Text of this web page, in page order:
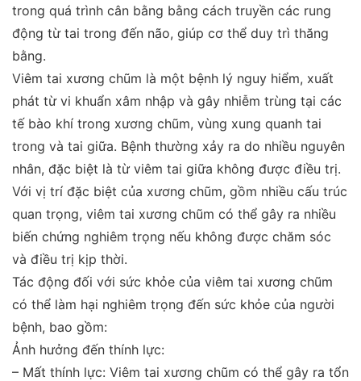
trong quá trình cân bằng bằng cách truyền các rung
động từ tai trong đến não, giúp cơ thể duy trì thăng
bằng.
Viêm tai xương chũm là một bệnh lý nguy hiểm, xuất
phát từ vi khuẩn xâm nhập và gây nhiễm trùng tại các
tế bào khí trong xương chũm, vùng xung quanh tai
trong và tai giữa. Bệnh thường xảy ra do nhiều nguyên
nhân, đặc biệt là từ viêm tai giữa không được điều trị.
Với vị trí đặc biệt của xương chũm, gồm nhiều cấu trúc
quan trọng, viêm tai xương chũm có thể gây ra nhiều
biến chứng nghiêm trọng nếu không được chăm sóc
và điều trị kịp thời.
Tác động đối với sức khỏe của viêm tai xương chũm
có thể làm hại nghiêm trọng đến sức khỏe của người
bệnh, bao gồm:
Ảnh hưởng đến thính lực:
– Mất thính lực: Viêm tai xương chũm có thể gây ra tổn